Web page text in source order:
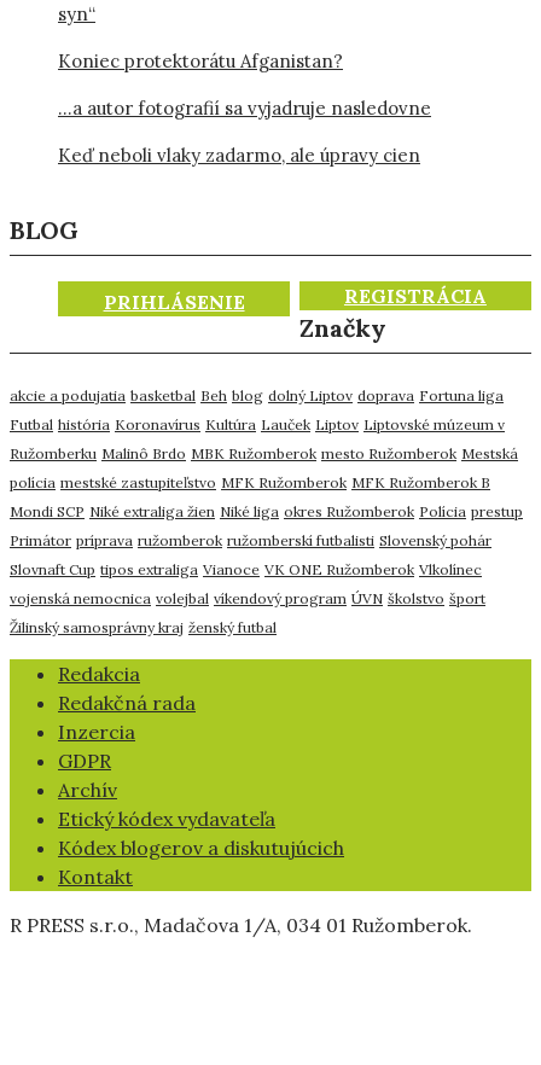
syn“
Koniec protektorátu Afganistan?
…a autor fotografií sa vyjadruje nasledovne
Keď neboli vlaky zadarmo, ale úpravy cien
BLOG
PRIHLÁSENIE REGISTRÁCIA
Značky
akcie a podujatia basketbal Beh blog dolný Liptov doprava Fortuna liga
Futbal história Koronavírus Kultúra Lauček Liptov Liptovské múzeum v
Ružomberku Malinô Brdo MBK Ružomberok mesto Ružomberok Mestská
polícia mestské zastupiteľstvo MFK Ružomberok MFK Ružomberok B
Mondi SCP Niké extraliga žien Niké liga okres Ružomberok Polícia prestup
Primátor príprava ružomberok ružomberskí futbalisti Slovenský pohár
Slovnaft Cup tipos extraliga Vianoce VK ONE Ružomberok Vlkolínec
vojenská nemocnica volejbal víkendový program ÚVN školstvo šport
Žilinský samosprávny kraj ženský futbal
​Redakcia
Redakčná rada
Inzercia
GDPR
Archív
Etický kódex vydavateľa
Kódex blogerov a diskutujúcich
Kontakt
R PRESS s.r.o., Madačova 1/A, 034 01 Ružomberok.